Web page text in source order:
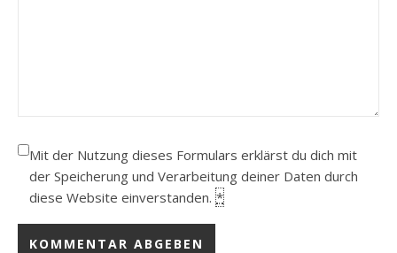
Mit der Nutzung dieses Formulars erklärst du dich mit
der Speicherung und Verarbeitung deiner Daten durch
diese Website einverstanden. *